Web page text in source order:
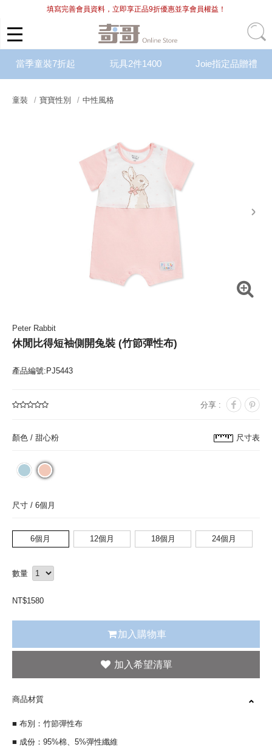
填寫完善會員資料，立即享正品9折優惠並享會員權益！
當季童裝7折起 玩具2件1400 Joie指定品贈禮
童裝 寶寶性別 中性風格
next
Peter Rabbit
休閒比得短袖側開兔裝 (竹節彈性布)
產品編號:PJ5443
分享 :
顏色 / 甜心粉 尺寸表
尺寸 / 6個月
6個月 12個月 18個月 24個月
數量
NT$1580
加入購物車
商品材質
■ 布別：竹節彈性布
■ 成份：95%棉、5%彈性纖維